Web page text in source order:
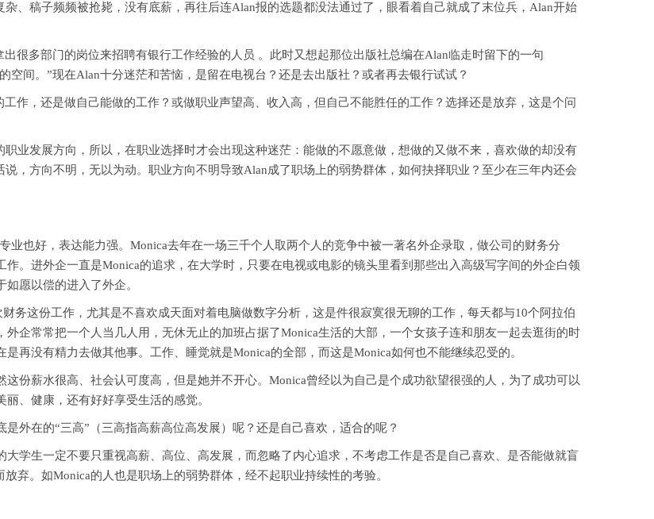
、稿子频频被抢毙，没有底薪，再往后连Alan报的选题都没法通过了，眼看着自己就成了末位兵，Alan开始
多部门的岗位来招聘有银行工作经验的人员 。此时又想起那位出版社总编在Alan临走时留下的一句
间。”现在Alan十分迷茫和苦恼，是留在电视台？还是去出版社？或者再去银行试试？
，还是做自己能做的工作？或做职业声望高、收入高，但自己不能胜任的工作？选择还是放弃，这是个问
发展方向，所以，在职业选择时才会出现这种迷茫：能做的不愿意做，想做的又做不来，喜欢做的却没有
，方向不明，无以为动。职业方向不明导致Alan成了职场上的弱势群体，如何抉择职业？至少在三年内还会
也好，表达能力强。Monica去年在一场三千个人取两个人的竞争中被一著名外企录取，做公司的财务分
。进外企一直是Monica的追求，在大学时，只要在电视或电影的镜头里看到那些出入高级写字间的外企白领
愿以偿的进入了外企。
这份工作，尤其是不喜欢成天面对着电脑做数字分析，这是件很寂寞很无聊的工作，每天都与10个阿拉伯
企常常把一个人当几人用，无休无止的加班占据了Monica生活的大部，一个女孩子连和朋友一起去逛街的时
再没有精力去做其他事。工作、睡觉就是Monica的全部，而这是Monica如何也不能继续忍受的。
薪水很高、社会认可度高，但是她并不开心。Monica曾经以为自己是个成功欲望很强的人，为了成功可以
、健康，还有好好享受生活的感觉。
在的“三高”（三高指高薪高位高发展）呢？还是自己喜欢，适合的呢？
生一定不要只重视高薪、高位、高发展，而忽略了内心追求，不考虑工作是否是自己喜欢、是否能做就盲
弃。如Monica的人也是职场上的弱势群体，经不起职业持续性的考验。